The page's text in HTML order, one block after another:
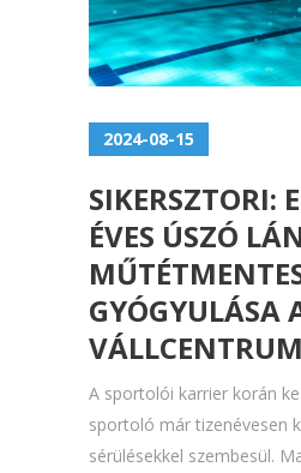
2024-08-15
SIKERSZTORI:
ÉVES ÚSZÓ
GYÓGYULÁSA
A sportolói karrier korán
sportoló már tizenévesen
sérülésekkel szembesül.